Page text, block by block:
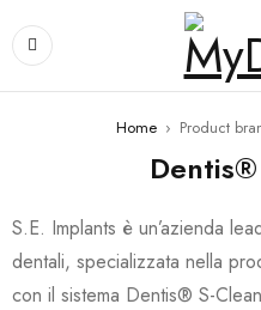
Home › Product
S.E. Implants è un’azienda
dentali, specializzata nella
con il sistema Dentis® S-